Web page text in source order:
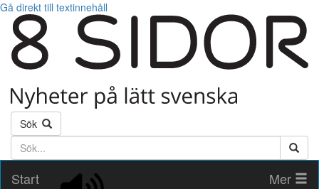
Gå direkt till textinnehåll
Sök
Söktext
Start
Mer